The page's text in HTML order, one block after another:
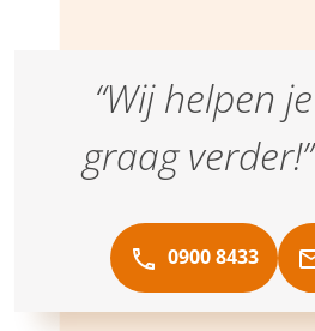
“Wij helpen je
graag verder!”
0900 8433